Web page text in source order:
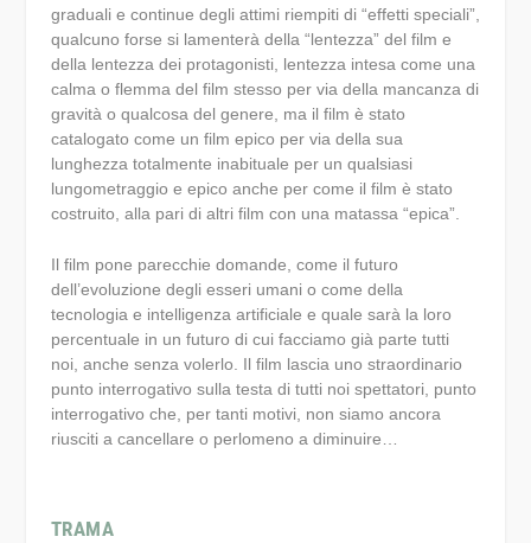
graduali e continue degli attimi riempiti di “effetti speciali”,
qualcuno forse si lamenterà della “lentezza” del film e
della lentezza dei protagonisti, lentezza intesa come una
calma o flemma del film stesso per via della mancanza di
gravità o qualcosa del genere, ma il film è stato
catalogato come un film epico per via della sua
lunghezza totalmente inabituale per un qualsiasi
lungometraggio e epico anche per come il film è stato
costruito, alla pari di altri film con una matassa “epica”.
Il film pone parecchie domande, come il futuro
dell’evoluzione degli esseri umani o come della
tecnologia e intelligenza artificiale e quale sarà la loro
percentuale in un futuro di cui facciamo già parte tutti
noi, anche senza volerlo. Il film lascia uno straordinario
punto interrogativo sulla testa di tutti noi spettatori, punto
interrogativo che, per tanti motivi, non siamo ancora
riusciti a cancellare o perlomeno a diminuire…
TRAMA